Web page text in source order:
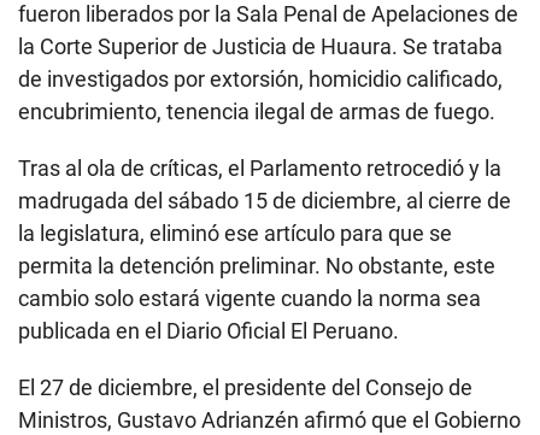
fueron liberados por la Sala Penal de Apelaciones de
la Corte Superior de Justicia de Huaura. Se trataba
de investigados por extorsión, homicidio calificado,
encubrimiento, tenencia ilegal de armas de fuego.
Tras al ola de críticas, el Parlamento retrocedió y la
madrugada del sábado 15 de diciembre, al cierre de
la legislatura, eliminó ese artículo para que se
permita la detención preliminar. No obstante, este
cambio solo estará vigente cuando la norma sea
publicada en el Diario Oficial El Peruano.
El 27 de diciembre, el presidente del Consejo de
Ministros, Gustavo Adrianzén afirmó que el Gobierno